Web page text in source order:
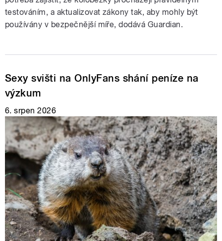
testováním, a aktualizovat zákony tak, aby mohly být
používány v bezpečnější míře, dodává Guardian.
Sexy svišti na OnlyFans shání peníze na
výzkum
6. srpen 2026